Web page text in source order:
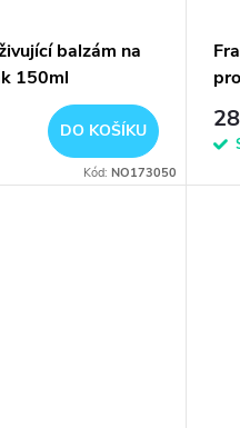
balzám na
150ml
DO KOŠÍKU
Kód:NO173050